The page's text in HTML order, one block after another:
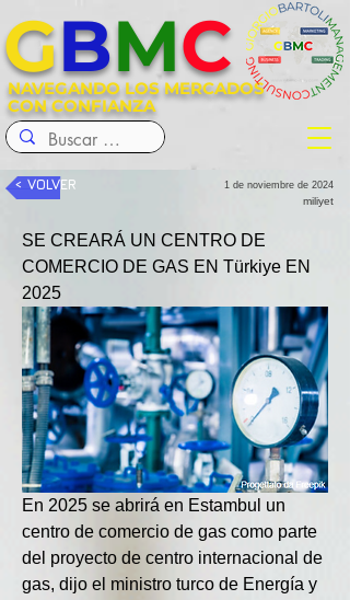
NAVEGANDO LOS MERCADOS
CON CONFIANZA
GBMC
< VOLVER 1 de noviembre de 2024
miliyet
SE CREARÁ UN CENTRO DE
COMERCIO DE GAS EN Türkiye EN
2025
En 2025 se abrirá en Estambul un
centro de comercio de gas como parte
del proyecto de centro internacional de
gas, dijo el ministro turco de Energía y